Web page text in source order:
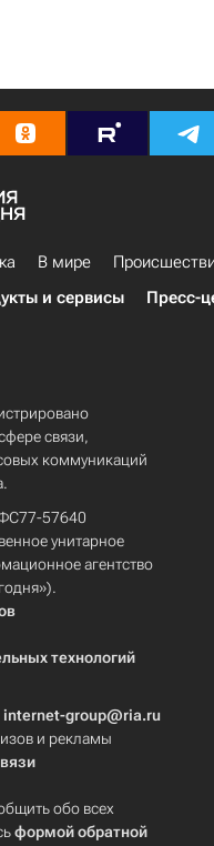
В мире
и сервисы Пресс-
связи,
коммуникаций
57640
унитарное
агентство
технологий
internet-group@ria.ru
и рекламы
обо всех
формой обратной